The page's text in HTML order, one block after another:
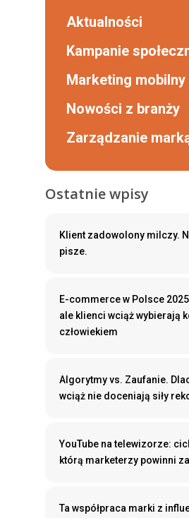
Aktualności
Kampanie
Marketing mobilny
Nowości z branży
Zarządzanie
Ostatnie wpisy
Klient zadowolony milczy.
pisze.
E-commerce w Polsce
ale klienci wciąż wybierają
człowiekiem
Algorytmy vs. Zaufanie.
wciąż nie doceniają siły
YouTube na telewizorze:
którą marketerzy powinni
Ta współpraca marki z